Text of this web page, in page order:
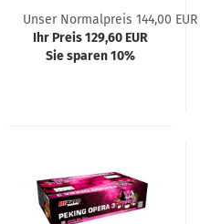
Unser Normalpreis 144,00 EUR
Ihr Preis 129,60 EUR
Sie sparen 10%